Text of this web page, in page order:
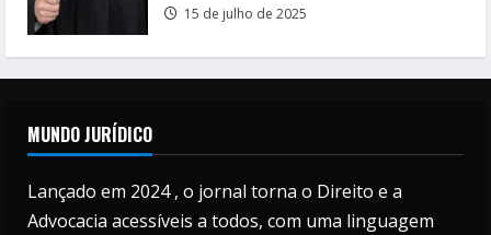
15 de julho de 2025
MUNDO JURÍDICO
Lançado em 2024 , o jornal torna o Direito e a
Advocacia acessíveis a todos, com uma linguagem